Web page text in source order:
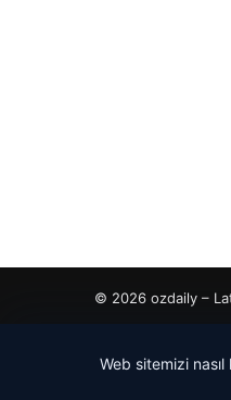
© 2026 ozdaily –
Web sitemizi